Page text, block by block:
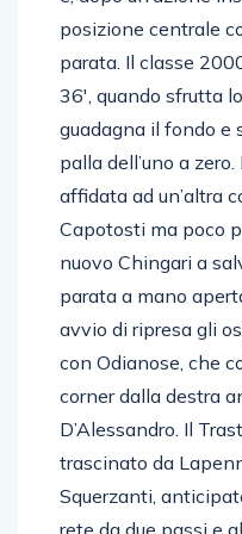
e, dopo un’azione
posizione centrale
parata. Il classe
36′, quando sfrutta
guadagna il fondo e
palla dell’uno a
affidata ad un’altra
Capotosti ma poco
nuovo Chingari a
parata a mano
avvio di ripresa gli
con Odianose, che
corner dalla destra
D’Alessandro. Il
trascinato da
Squerzanti,